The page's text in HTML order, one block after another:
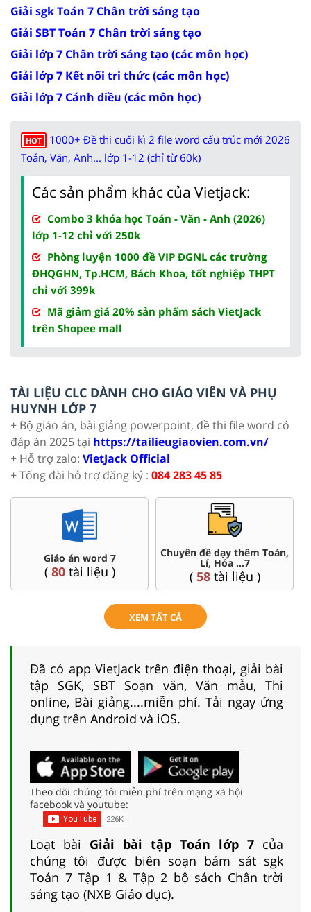
Giải sgk Toán 7 Chân trời sáng tạo
Giải SBT Toán 7 Chân trời sáng tạo
Giải lớp 7 Chân trời sáng tạo (các môn học)
Giải lớp 7 Kết nối tri thức (các môn học)
Giải lớp 7 Cánh diều (các môn học)
HOT
1000+ Đề thi cuối kì 2 file word cấu trúc mới 2026
Toán, Văn, Anh... lớp 1-12 (chỉ từ 60k)
Các sản phẩm khác của Vietjack:
Combo 3 khóa học Toán - Văn - Anh (2026)
lớp 1-12 chỉ với 250k
Phòng luyện 1000 đề VIP ĐGNL các trường
ĐHQGHN, Tp.HCM, Bách Khoa, tốt nghiệp THPT
chỉ với 399k
Mã giảm giá 20% sản phẩm sách VietJack
trên Shopee mall
TÀI LIỆU CLC DÀNH CHO GIÁO VIÊN VÀ PHỤ
HUYNH LỚP 7
+ Bộ giáo án, bài giảng powerpoint, đề thi file word có
đáp án 2025 tại https://tailieugiaovien.com.vn/
+ Hỗ trợ zalo: VietJack Official
+ Tổng đài hỗ trợ đăng ký : 084 283 45 85
thêm Toán, Đề thi HSG 7
(
Trắc nghiệm
(
XEM TẤT CẢ
Đã có app VietJack trên điện thoại, giải bài
tập SGK, SBT Soạn văn, Văn mẫu, Thi
online, Bài giảng....miễn phí. Tải ngay ứng
dụng trên Android và iOS.
Theo dõi chúng tôi miễn phí trên mạng xã hội
facebook và youtube:
Loạt bài Giải bài tập Toán lớp 7 của
chúng tôi được biên soạn bám sát sgk
Toán 7 Tập 1 & Tập 2 bộ sách Chân trời
sáng tạo (NXB Giáo dục).